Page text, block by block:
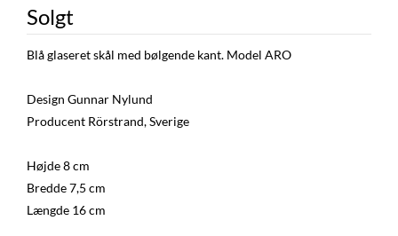
Solgt
Blå glaseret skål med bølgende kant. Model ARO
Design Gunnar Nylund
Producent Rörstrand, Sverige
Højde 8 cm
Bredde 7,5 cm
Længde 16 cm